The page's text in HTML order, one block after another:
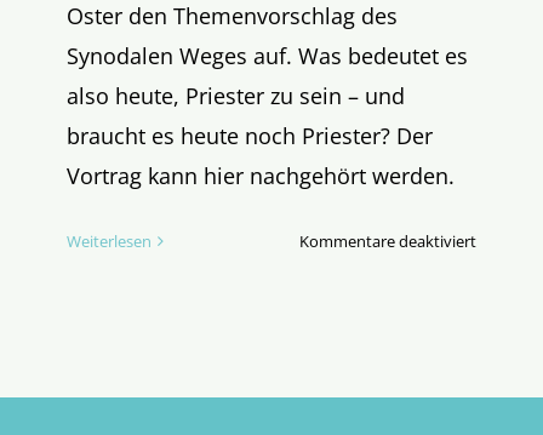
Oster den Themenvorschlag des
Synodalen Weges auf. Was bedeutet es
also heute, Priester zu sein – und
braucht es heute noch Priester? Der
Vortrag kann hier nachgehört werden.
Weiterlesen Kommentare deaktiviertfür